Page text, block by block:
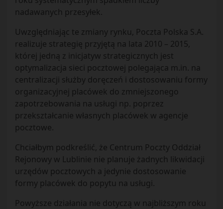
nadawanych przesyłek.
Uwzględniając te zmiany rynku, Poczta Polska S.A.
realizuje strategię przyjętą na lata 2010 – 2015,
której jedną z inicjatyw strategicznych jest
optymalizacja sieci pocztowej polegająca m.in. na
centralizacji służby doręczeń i dostosowaniu formy
organizacyjnej placówek do zmniejszonego
zapotrzebowania na usługi np. poprzez
przekształcanie własnych placówek w agencje
pocztowe.
Chciałbym podkreślić, że Centrum Poczty Oddział
Rejonowy w Lublinie nie planuje żadnych likwidacji
urzędów pocztowych a jedynie dostosowanie
formy placówek do popytu na usługi.
Powyższe działania nie dotyczą w najbliższym roku